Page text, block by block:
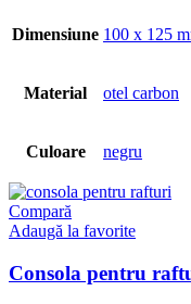
Dimensiune 100 x 125
Material otel carbon
Culoare negru
Compară
Adaugă la favorite
Consola pentru